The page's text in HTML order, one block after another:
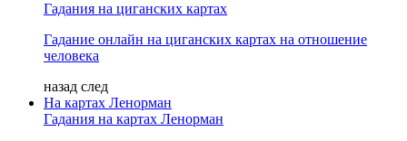
Гадания на циганских картах
Гадание онлайн на циганских картах на отношение
человека
назад след
На картах Ленорман
Гадания на картах Ленорман